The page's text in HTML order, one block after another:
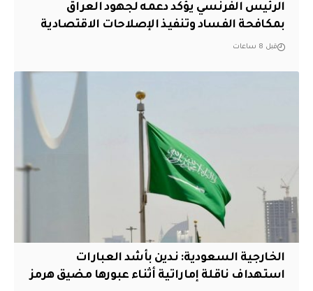
الرئيس الفرنسي يؤكد دعمه لجهود العراق
بمكافحة الفساد وتنفيذ الإصلاحات الاقتصادية
قبل 8 ساعات
‏الخارجية السعودية: ندين بأشد العبارات
استهداف ناقلة إماراتية أثناء عبورها مضيق هرمز